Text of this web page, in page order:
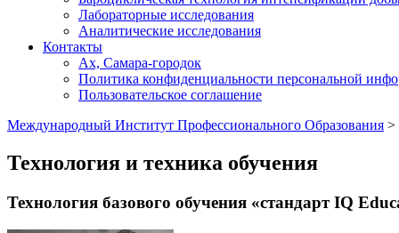
Лабораторные исследования
Аналитические исследования
Контакты
Ах, Самара-городок
Политика конфиденциальности персональной
Пользовательское соглашение
Международный Институт Профессионального Образования >
Технология и техника обучения
Технология базового обучения «стандарт IQ